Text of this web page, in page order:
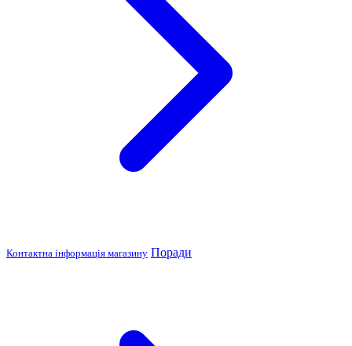
Контактна інформація магазину Поради